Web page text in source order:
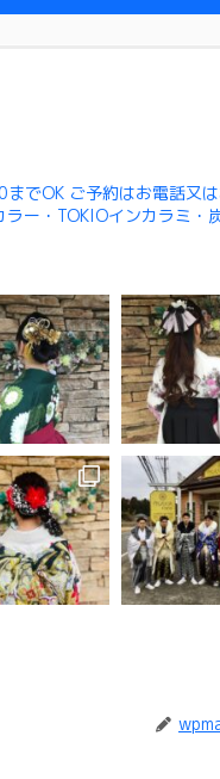
でOK ご予約はお電話又
ー・TOKIOインカラミ・